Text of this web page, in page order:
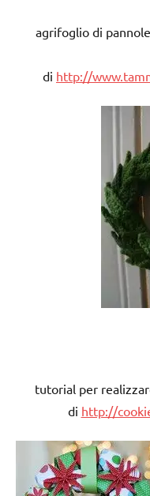
agrifoglio di
di http://
tutorial per
di http://